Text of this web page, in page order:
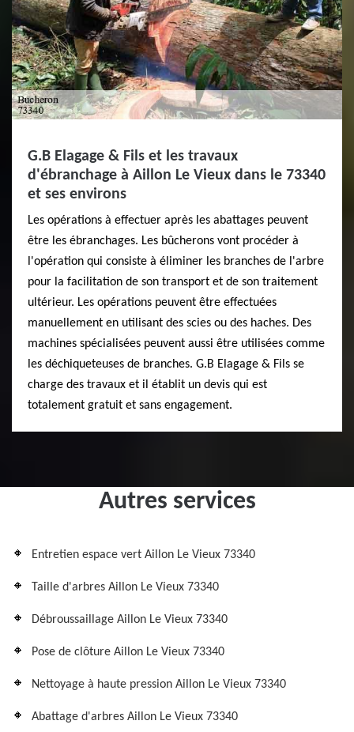
G.B Elagage & Fils et les travaux
d'ébranchage à Aillon Le Vieux dans le 73340
et ses environs
Les opérations à effectuer après les abattages peuvent
être les ébranchages. Les bûcherons vont procéder à
l'opération qui consiste à éliminer les branches de l'arbre
pour la facilitation de son transport et de son traitement
ultérieur. Les opérations peuvent être effectuées
manuellement en utilisant des scies ou des haches. Des
machines spécialisées peuvent aussi être utilisées comme
les déchiqueteuses de branches. G.B Elagage & Fils se
charge des travaux et il établit un devis qui est
totalement gratuit et sans engagement.
Autres services
Entretien espace vert Aillon Le Vieux 73340
Taille d'arbres Aillon Le Vieux 73340
Débroussaillage Aillon Le Vieux 73340
Pose de clôture Aillon Le Vieux 73340
Nettoyage à haute pression Aillon Le Vieux 73340
Abattage d'arbres Aillon Le Vieux 73340